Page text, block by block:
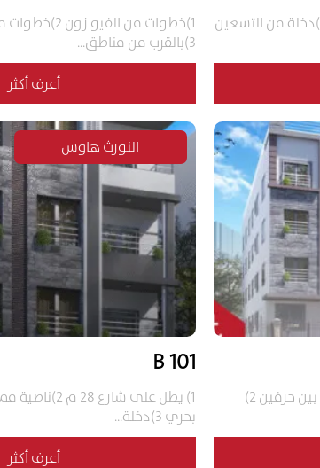
1)أول نمرة المحور الرئيسي بالقطاع الرابع 2)دخلة من التسعين
1)خطوات من
3)بالقرب من مناطق...
أعرف أكثر
1) يطل على شارع 32 م شارع رئيسي فاصل بين حرفين 2)
النورث هاوس
101 B
بحري 3)دخلة...
أعرف أكثر